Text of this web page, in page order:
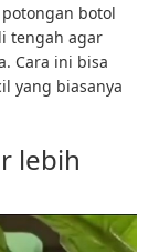
botol
tengah agar
Cara ini bisa
yang biasanya
lebih